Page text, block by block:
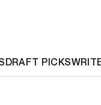
DRAFT PICKS